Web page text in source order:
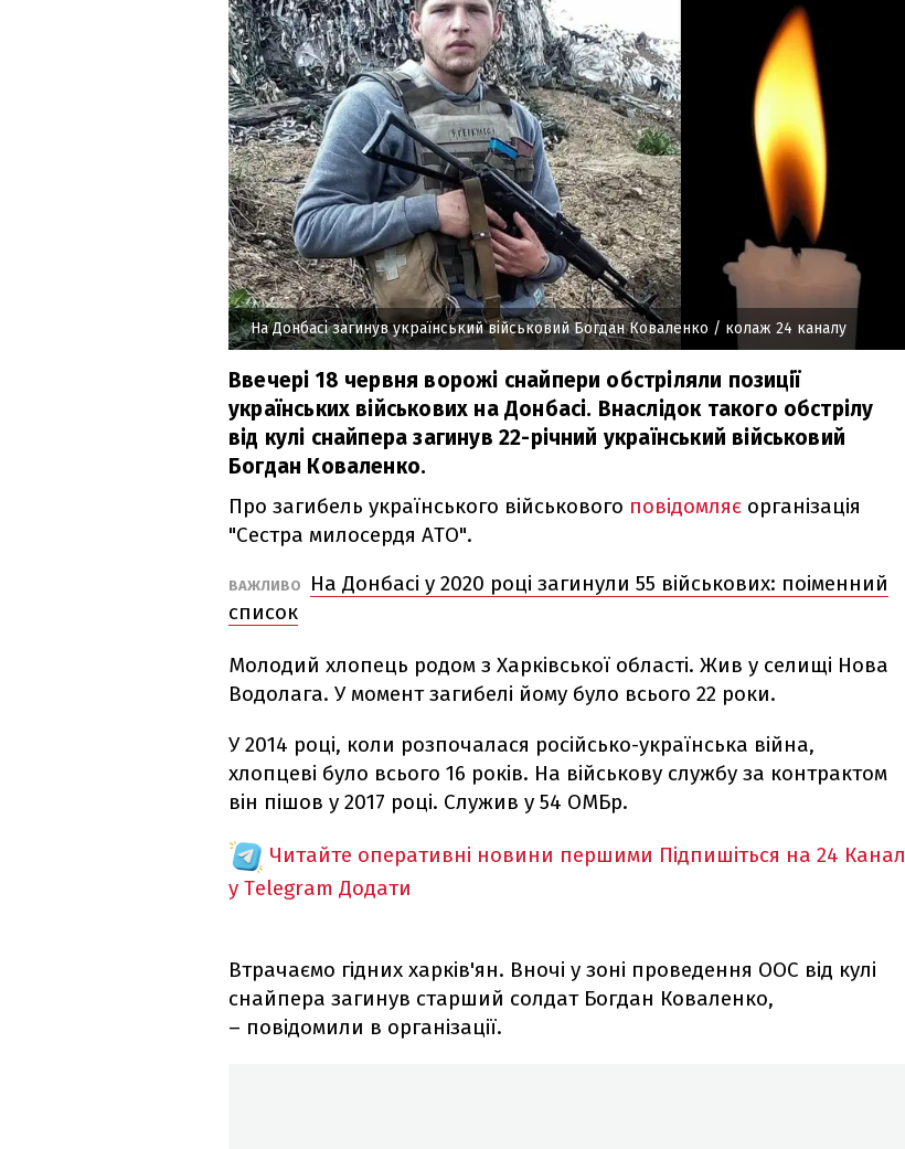
На Донбасі загинув український військовий Богдан Коваленко / колаж 24 каналу
Ввечері 18 червня ворожі снайпери обстріляли позиції
українських військових на Донбасі. Внаслідок такого обстрілу
від кулі снайпера загинув 22-річний український військовий
Богдан Коваленко.
Про загибель українського військового повідомляє організація
"Сестра милосердя АТО".
ВАЖЛИВО
На Донбасі у 2020 році загинули 55 військових: поіменний
список
Молодий хлопець родом з Харківської області. Жив у селищі Нова
Водолага. У момент загибелі йому було всього 22 роки.
У 2014 році, коли розпочалася російсько-українська війна,
хлопцеві було всього 16 років. На військову службу за контрактом
він пішов у 2017 році. Служив у 54 ОМБр.
Читайте оперативні новини першими Підпишіться на 24 Канал
у Telegram Додати
Втрачаємо гідних харків'ян. Вночі у зоні проведення ООС від кулі
снайпера загинув старший солдат Богдан Коваленко,
– повідомили в організації.